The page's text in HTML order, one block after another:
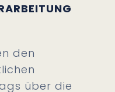
den
über die